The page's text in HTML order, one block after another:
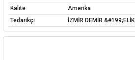
Kalite
Amerika
Tedarikçi
İZMİR DEMİR &#199;ELİK